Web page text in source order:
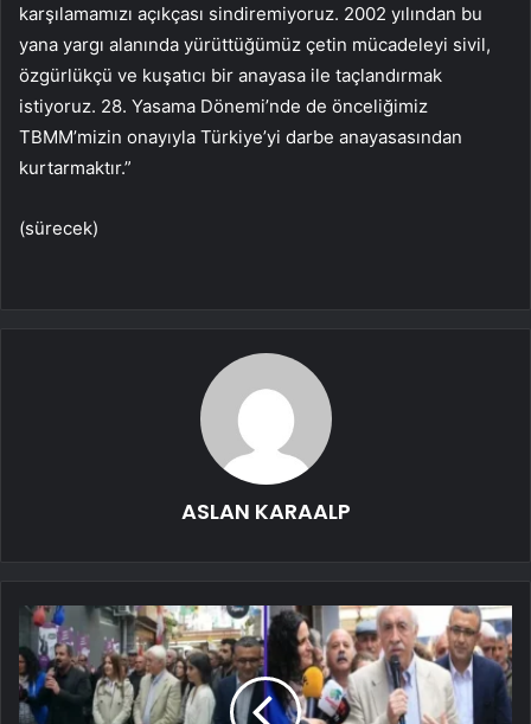
karşılamamızı açıkçası sindiremiyoruz. 2002 yılından bu
yana yargı alanında yürüttüğümüz çetin mücadeleyi sivil,
özgürlükçü ve kuşatıcı bir anayasa ile taçlandırmak
istiyoruz. 28. Yasama Dönemi’nde de önceliğimiz
TBMM’mizin onayıyla Türkiye’yi darbe anayasasından
kurtarmaktır.”
(sürecek)
ASLAN KARAALP